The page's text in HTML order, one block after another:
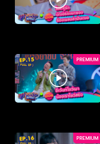
PREMIUM
PREMIUM